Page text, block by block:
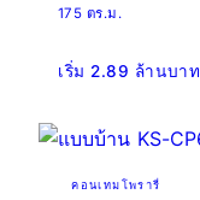
175 ตร.ม.
เริ่ม 2.89 ล้านบาท
คอนเทมโพรารี่